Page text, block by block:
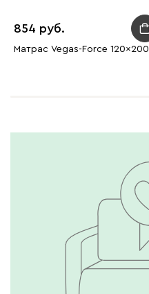
854
Матрас Vegas-Force 120x200